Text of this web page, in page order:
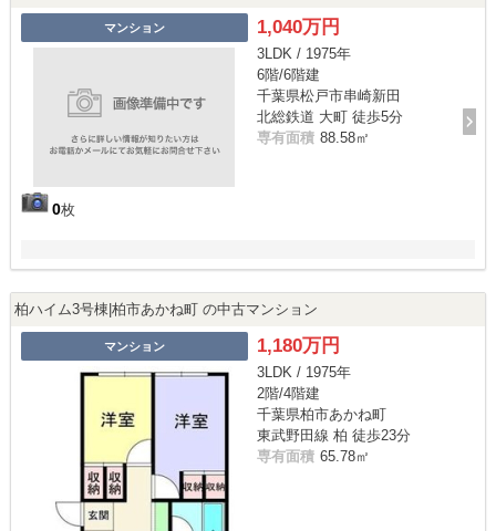
マンション
0枚
1,040万円
3LDK / 1975年
6階/6階建
千葉県松戸市串崎新田
北総鉄道 大町 徒歩5分
専有面積 88.58㎡
柏ハイム3号棟|柏市あかね町 の中古マンション
マンション 1,180万円
3LDK / 1975年
2階/4階建
千葉県柏市あかね町
東武野田線 柏 徒歩23分
専有面積 65.78㎡